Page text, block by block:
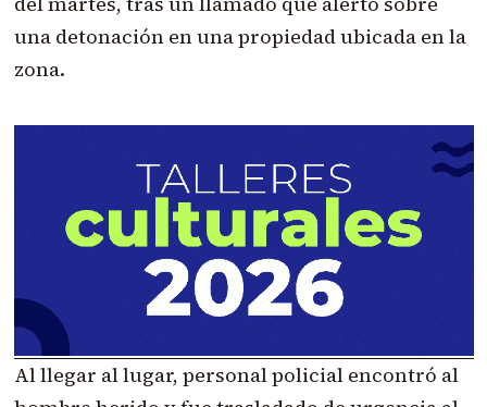
una detonación en una propiedad ubicada en la
zona.
Al llegar al lugar, personal policial encontró al